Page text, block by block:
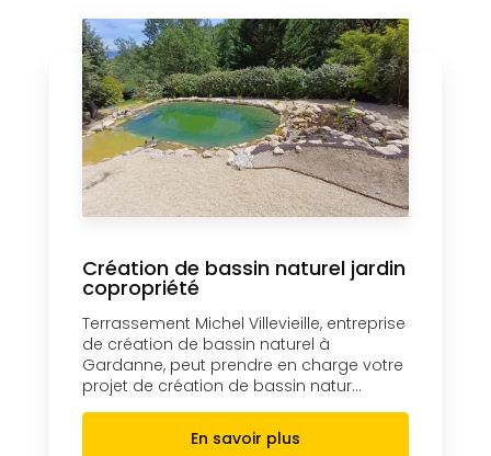
Création de bassin naturel jardin
copropriété
Terrassement Michel Villevieille, entreprise
de création de bassin naturel à
Gardanne, peut prendre en charge votre
projet de création de bassin natur...
En savoir plus